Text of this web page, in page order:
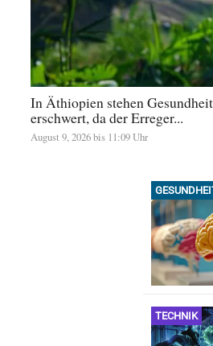
In Äthiopien stehen
erschwert, da der Erreger...
August 9, 2026 bis 11:09 Uhr
TECHNIK